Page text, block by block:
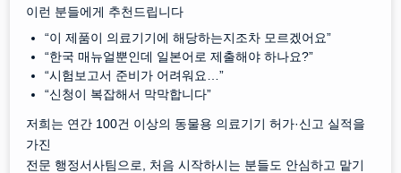
이런 분들에게 추천드립니다
“이 제품이 의료기기에 해당하는지조차 모르겠어요”
“한국 매뉴얼뿐인데 일본어로 제출해야 하나요?”
“시험보고서 준비가 어려워요…”
“신청이 복잡해서 막막합니다”
저희는 연간 100건 이상의 동물용 의료기기 허가·신고 실적을
가진
전문 행정서사팀으로, 처음 시작하시는 분들도 안심하고 맡기